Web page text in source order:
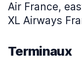
Air France,
XL Airways
Terminaux